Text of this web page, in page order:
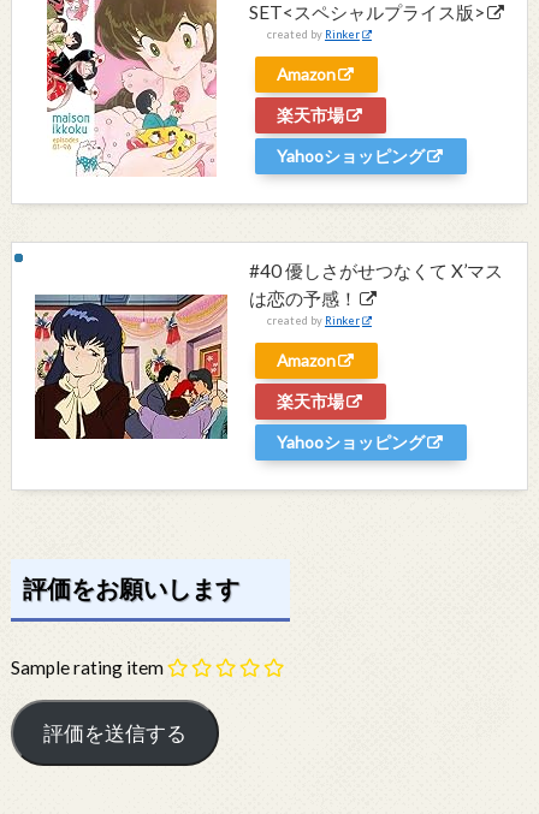
SET<スペシャルプライス版>
created by Rinker
Amazon
楽天市場
Yahooショッピング
#40 優しさがせつなくて X’マス
は恋の予感！
created by Rinker
Amazon
楽天市場
Yahooショッピング
評価をお願いします
Sample rating item